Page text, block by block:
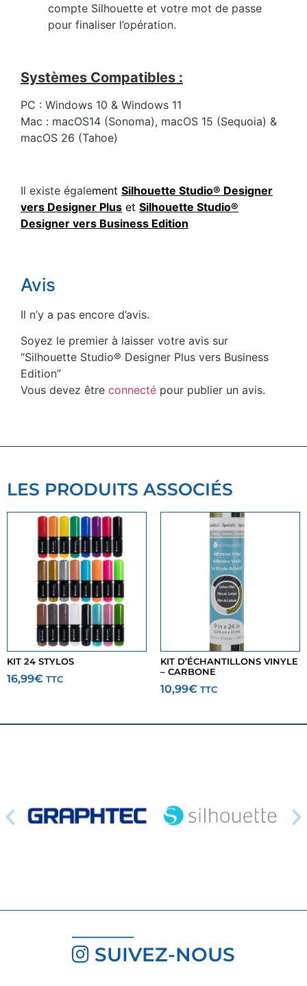
compte Silhouette et votre mot de passe
pour finaliser l’opération.
Systèmes Compatibles :
PC : Windows 10 & Windows 11
Mac : macOS14 (Sonoma), macOS 15 (Sequoia) &
macOS 26 (Tahoe)
Il existe également Silhouette Studio® Designer
vers Designer Plus et Silhouette Studio®
Designer vers Business Edition
Avis
Il n’y a pas encore d’avis.
Soyez le premier à laisser votre avis sur
“Silhouette Studio® Designer Plus vers Business
Edition”
Vous devez être connecté pour publier un avis.
LES PRODUITS ASSOCIÉS
KIT 24 STYLOS
16,99€ TTC
KIT D’ÉCHANTILLONS VINYLE
– CARBONE
10,99€ TTC
SUIVEZ-NOUS